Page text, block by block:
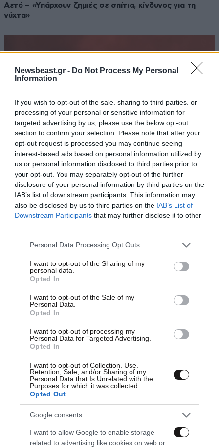
Newsbeast.gr - Do Not Process My Personal
Information
If you wish to opt-out of the sale, sharing to third parties, or
processing of your personal or sensitive information for
targeted advertising by us, please use the below opt-out
section to confirm your selection. Please note that after your
opt-out request is processed you may continue seeing
interest-based ads based on personal information utilized by
us or personal information disclosed to third parties prior to
your opt-out. You may separately opt-out of the further
disclosure of your personal information by third parties on the
IAB’s list of downstream participants. This information may
also be disclosed by us to third parties on the IAB’s List of
Downstream Participants that may further disclose it to other
Please note that this website/app uses one or more Google
not limited to your visit or usage behaviour. You may click to
grant or deny consent to Google and its third-party tags to
use your data for below specified purposes in below Google
consent section.
Personal Data Processing Opt Outs
I want to opt-out of the Sharing of my
personal data.
Opted In
I want to opt-out of the Sale of my
Personal Data.
Opted In
I want to opt-out of processing my
Personal Data for Targeted Advertising.
Opted In
I want to opt-out of Collection, Use,
Retention, Sale, and/or Sharing of my
Personal Data that Is Unrelated with the
Purposes for which it was collected.
Opted Out
Google consents
I want to allow Google to enable storage
related to advertising like cookies on web or
Αετό – «Υπάρχουν ζημιές σε σπίτια, κίνδυνος για τη
νύχτα»
31·07·2026 15:28
Ακραίος κίνδυνος πυρκαγιάς αύριο σε όλη τη χώρα – Σε
κατάσταση συναγερμού Αττική και Εύβοια
30·07·2026 00:21
Οκτώ συλλήψεις για τις φωτιές σε Κρήτη, Εύβοια,
Λακωνία και Πάρο